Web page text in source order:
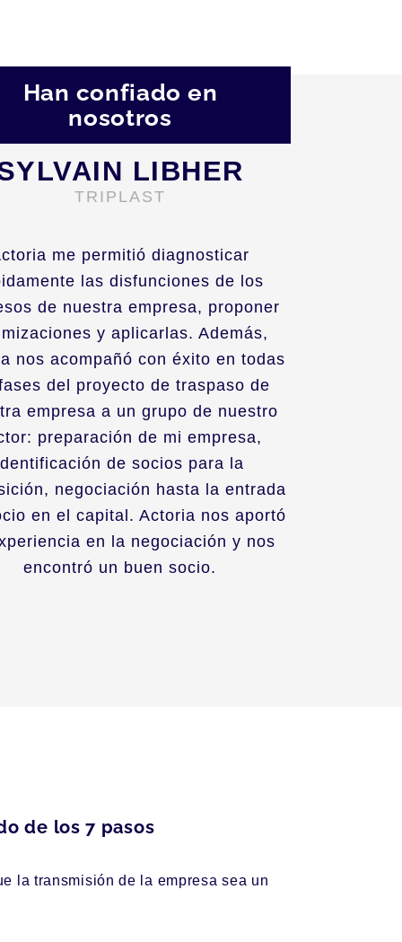
Han confiado en
nosotros
me permitió diagnosticar
las disfunciones de los
de nuestra empresa, proponer
y aplicarlas. Además,
nos acompañó con éxito en todas
del proyecto de traspaso de
empresa a un grupo de nuestro
preparación de mi empresa,
de socios para la
negociación hasta la entrada
en el capital. Actoria nos aportó
en la negociación y nos
encontró un buen socio.
LIBHER
TRIPLAST
de los 7 pasos
la transmisión de la empresa sea un